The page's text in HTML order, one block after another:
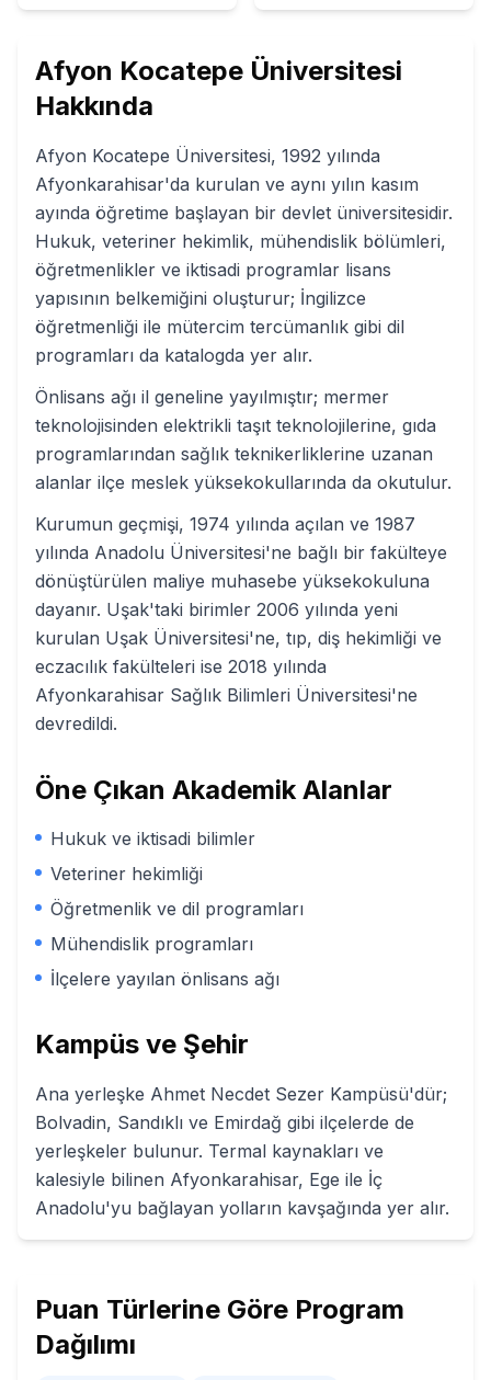
Afyon Kocatepe Üniversitesi
Hakkında
Afyon Kocatepe Üniversitesi, 1992 yılında
Afyonkarahisar'da kurulan ve aynı yılın kasım
ayında öğretime başlayan bir devlet üniversitesidir.
Hukuk, veteriner hekimlik, mühendislik bölümleri,
öğretmenlikler ve iktisadi programlar lisans
yapısının belkemiğini oluşturur; İngilizce
öğretmenliği ile mütercim tercümanlık gibi dil
programları da katalogda yer alır.
Önlisans ağı il geneline yayılmıştır; mermer
teknolojisinden elektrikli taşıt teknolojilerine, gıda
programlarından sağlık teknikerliklerine uzanan
alanlar ilçe meslek yüksekokullarında da okutulur.
Kurumun geçmişi, 1974 yılında açılan ve 1987
yılında Anadolu Üniversitesi'ne bağlı bir fakülteye
dönüştürülen maliye muhasebe yüksekokuluna
dayanır. Uşak'taki birimler 2006 yılında yeni
kurulan Uşak Üniversitesi'ne, tıp, diş hekimliği ve
eczacılık fakülteleri ise 2018 yılında
Afyonkarahisar Sağlık Bilimleri Üniversitesi'ne
devredildi.
Öne Çıkan Akademik Alanlar
Hukuk ve iktisadi bilimler
Veteriner hekimliği
Öğretmenlik ve dil programları
Mühendislik programları
İlçelere yayılan önlisans ağı
Kampüs ve Şehir
Ana yerleşke Ahmet Necdet Sezer Kampüsü'dür;
Bolvadin, Sandıklı ve Emirdağ gibi ilçelerde de
yerleşkeler bulunur. Termal kaynakları ve
kalesiyle bilinen Afyonkarahisar, Ege ile İç
Anadolu'yu bağlayan yolların kavşağında yer alır.
Puan Türlerine Göre Program
Dağılımı